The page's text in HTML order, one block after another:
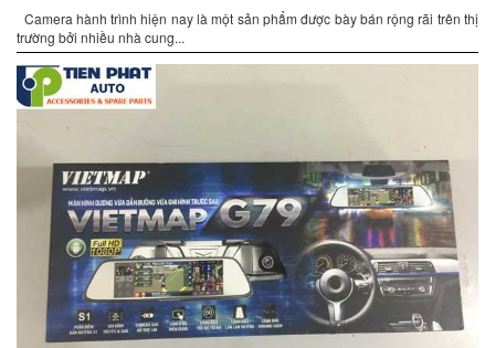
Camera hành trình hiện nay là một sản phẩm được bày bán rộng rãi trên thị
trường bởi nhiều nhà cung...